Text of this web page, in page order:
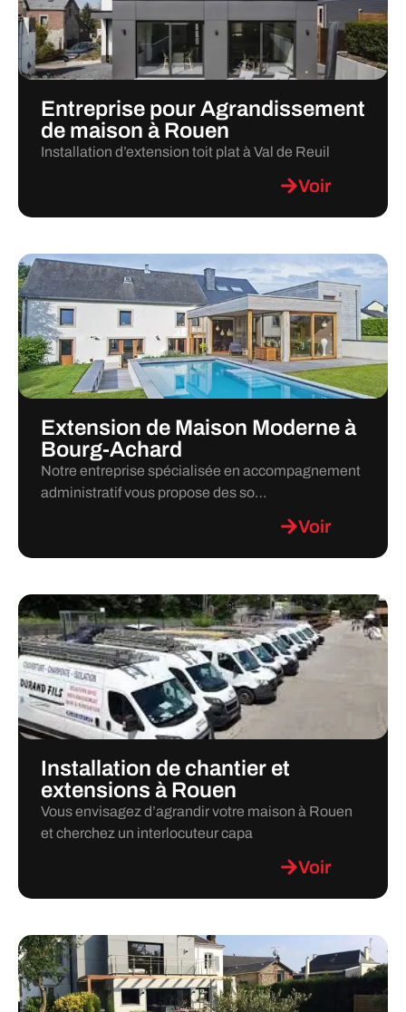
Entreprise pour Agrandissement
de maison à Rouen
Installation d’extension toit plat à Val de Reuil
Voir
Extension de Maison Moderne à
Bourg-Achard
Notre entreprise spécialisée en accompagnement
administratif vous propose des so…
Voir
Installation de chantier et
extensions à Rouen
Vous envisagez d’agrandir votre maison à Rouen
et cherchez un interlocuteur capa
Voir